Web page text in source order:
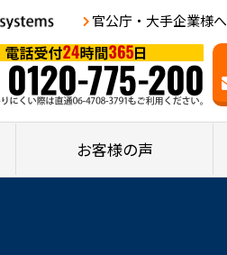
官公庁・大手企業様へ
お客様の声